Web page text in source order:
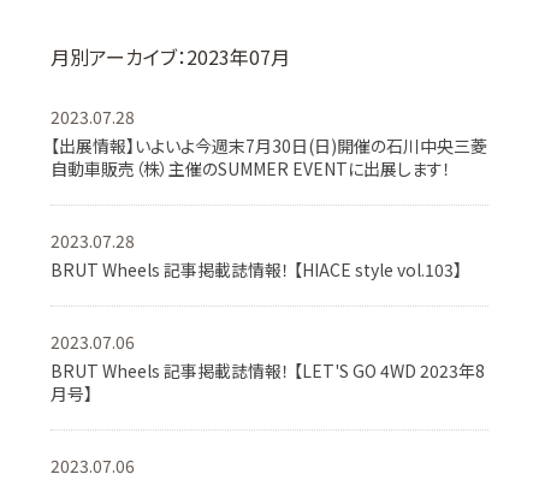
月別アーカイブ：2023年07月
2023.07.28
【出展情報】いよいよ今週末7月30日(日)開催の石川中央三菱
自動車販売（株）主催のSUMMER EVENTに出展します！
2023.07.28
BRUT Wheels 記事掲載誌情報！ 【HIACE style vol.103】
2023.07.06
BRUT Wheels 記事掲載誌情報！ 【LET'S GO 4WD 2023年8
月号】
2023.07.06